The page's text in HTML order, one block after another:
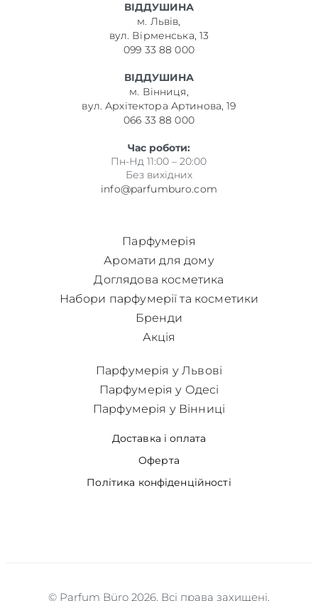
ВІДДУШИНА
м. Львів,
вул. Вірменська, 13
099 33 88 000
ВІДДУШИНА
м. Вінниця,
вул. Архітектора Артинова, 19
066 33 88 000
Час роботи:
Пн-Нд 11:00 – 20:00
Без вихідних
info@parfumburo.com
Парфумерія
Аромати для дому
Доглядова косметика
Набори парфумерії та косметики
Бренди
Акція
Доставка і оплата
Оферта
Політика конфіденційності
Парфумерія у Львові
Парфумерія у Одесі
Парфумерія у Вінниці
© Parfum Büro 2026. Всі права захищені.